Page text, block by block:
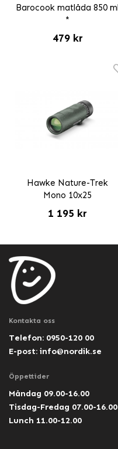
Barocook matlåda 850 ml
*
479 kr
Hawke Nature-Trek
Mono 10x25
1 195 kr
Kontakta oss
Telefon: 0950-120 00
E-post: info@nordik.se
Öppettider
Måndag 09.00-16.00
Tisdag-Fredag 07.00-16.00
Lunch 11.00-12.00